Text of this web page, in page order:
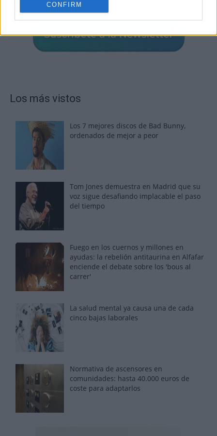
CONFIRM
Los más vistos
Los 7 mejores discos de Bad Bunny,
ordenados de mejor a peor
Tom Jones demuestra en Madrid que su
voz sigue desafiando implacable el paso
del tiempo
Fuego en los cuernos y millones en
ayudas: la rebelión antitaurina en Alfafar
enciende el debate sobre los 'bous al
carrer'
La salud mental ya causa una de cada
cinco bajas laborales
Normativa de ascensores en
comunidades: hasta 40.000 euros de
coste para adaptarlos